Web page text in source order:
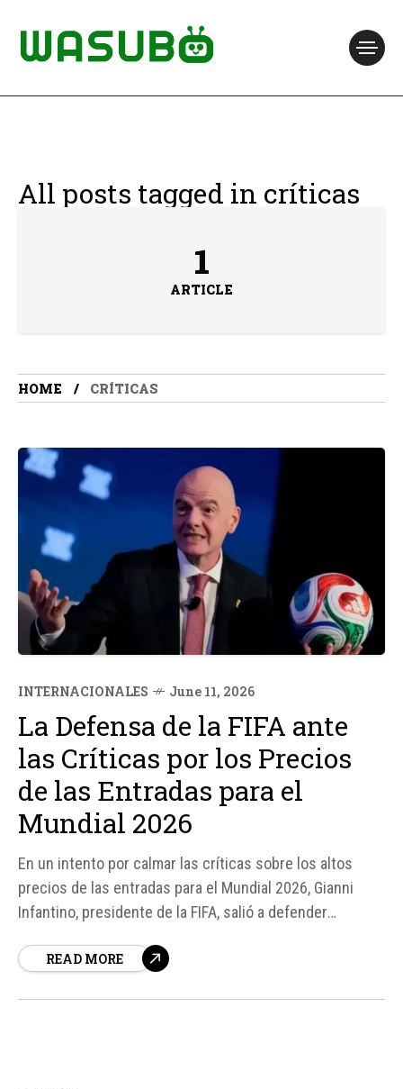
All posts tagged in críticas
1
ARTICLE
HOME CRÍTICAS
INTERNACIONALES June 11, 2026
La Defensa de la FIFA ante
las Críticas por los Precios
de las Entradas para el
Mundial 2026
En un intento por calmar las críticas sobre los altos
precios de las entradas para el Mundial 2026, Gianni
Infantino, presidente de la FIFA, salió a defender
FIFA ha hecho algo mal con los precios, entonces "todo
READ MORE